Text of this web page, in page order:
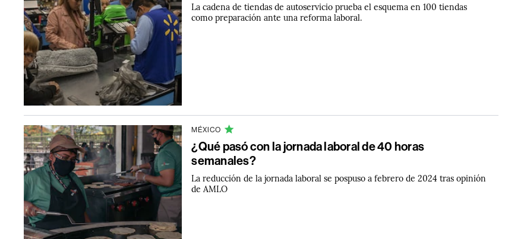
La cadena de tiendas de autoservicio prueba el esquema en 100 tiendas
como preparación ante una reforma laboral.
MÉXICO
¿Qué pasó con la jornada laboral de 40 horas
semanales?
La reducción de la jornada laboral se pospuso a febrero de 2024 tras opinión
de AMLO